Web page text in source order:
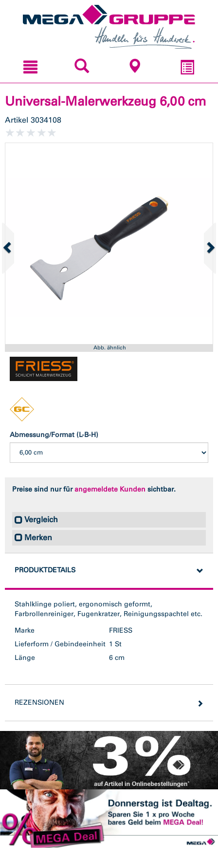
Universal-Malerwerkzeug 6,00 cm
Artikel 3034108
Abb. ähnlich
Abmessung/Format (L-B-H)
Preise sind nur fürangemeldete Kunden sichtbar.
Vergleich
Merken
PRODUKTDETAILS
Stahlklinge poliert, ergonomisch geformt,
Marke
FRIESS
Lieferform / Gebindeeinheit 1 St
Länge
6 cm
REZENSIONEN